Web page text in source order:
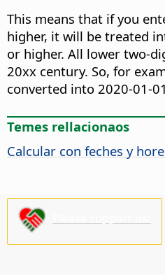
This means that if you
higher, it will be treated
or higher. All lower two-
20xx century. So, for
converted into 2020-01-
Temes rellacionaos
Calcular con feches y